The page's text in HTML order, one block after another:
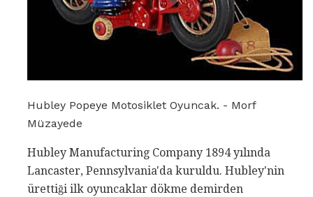
Hubley Popeye Motosiklet Oyuncak. - Morf
Müzayede
Hubley Manufacturing Company 1894 yılında
Lancaster, Pennsylvania'da kuruldu. Hubley'nin
ürettiği ilk oyuncaklar dökme demirden